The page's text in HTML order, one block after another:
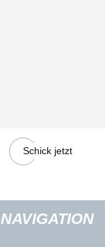
Schick jetzt
NAVIGATION